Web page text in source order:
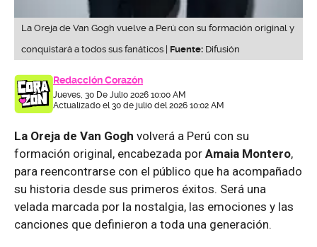
La Oreja de Van Gogh vuelve a Perú con su formación original y
conquistará a todos sus fanáticos | Fuente: Difusión
Redacción Corazón
Jueves, 30 De Julio 2026 10:00 AM
Actualizado el 30 de julio del 2026 10:02 AM
La Oreja de Van Gogh volverá a Perú con su
formación original, encabezada por Amaia Montero,
para reencontrarse con el público que ha acompañado
su historia desde sus primeros éxitos. Será una
velada marcada por la nostalgia, las emociones y las
canciones que definieron a toda una generación.